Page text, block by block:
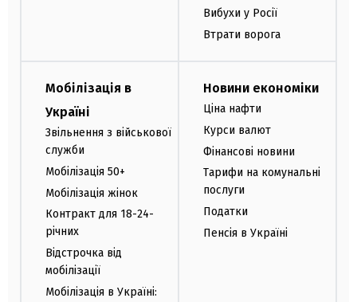
Вибухи у Росії
Втрати ворога
Мобілізація в
Україні
Звільнення з військової
служби
Мобілізація 50+
Мобілізація жінок
Контракт для 18-24-
річних
Відстрочка від
мобілізації
Мобілізація в Україні:
Новини економіки
Ціна нафти
Курси валют
Фінансові новини
Тарифи на комунальні
послуги
Податки
Пенсія в Україні